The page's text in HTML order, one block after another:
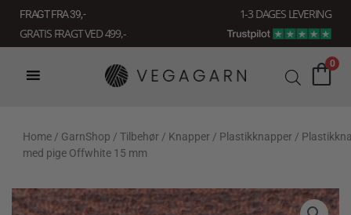
indholdet
FRAGT FRA 39, -
1-3 DAGES LEVERING
GRATIS FRAGT VED 499,-
0
Home / GarnShop / Tilbehør / Knapper / Plastikknapper /
med pige Offwhite 15 mm